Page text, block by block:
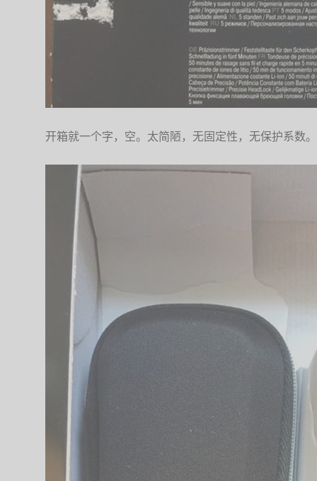
开箱就一个字，空。太简陋，无固定性，无保护系数